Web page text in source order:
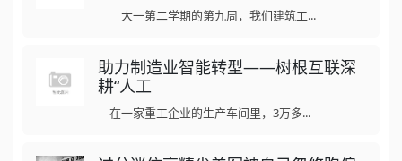
大一第二学期的第九周，我们建筑工...
助力制造业智能转型——树根互联深
耕“人工
在一家重工企业的生产车间里，3万多...